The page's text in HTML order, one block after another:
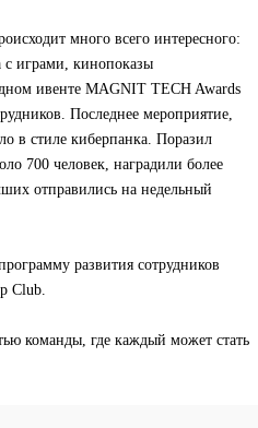
много всего интересного:
с играми, кинопоказы
ивенте MAGNIT TECH Awards
Последнее мероприятие,
в стиле киберпанка. Поразил
700 человек, наградили более
отправились на недельный
развития сотрудников
Club.
команды, где каждый может стать